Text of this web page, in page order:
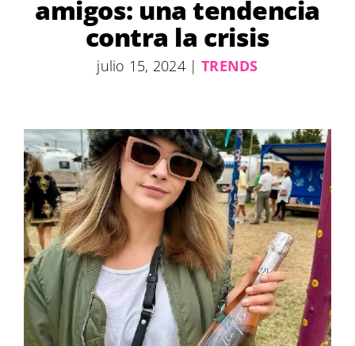
amigos: una tendencia
contra la crisis
julio 15, 2024 | TRENDS